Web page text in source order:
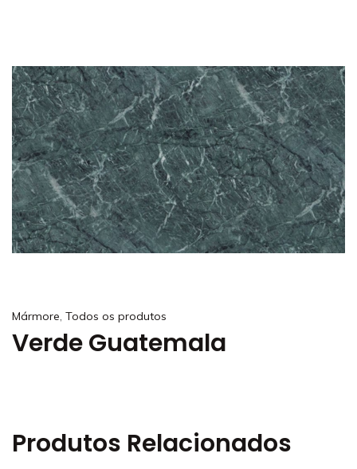
Mármore, Todos os produtos
Verde Guatemala
Produtos Relacionados